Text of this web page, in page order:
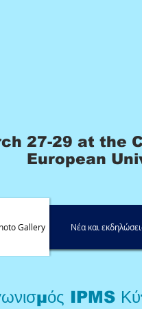
27-29 at the
European
Gallery Νέα και
IPMS